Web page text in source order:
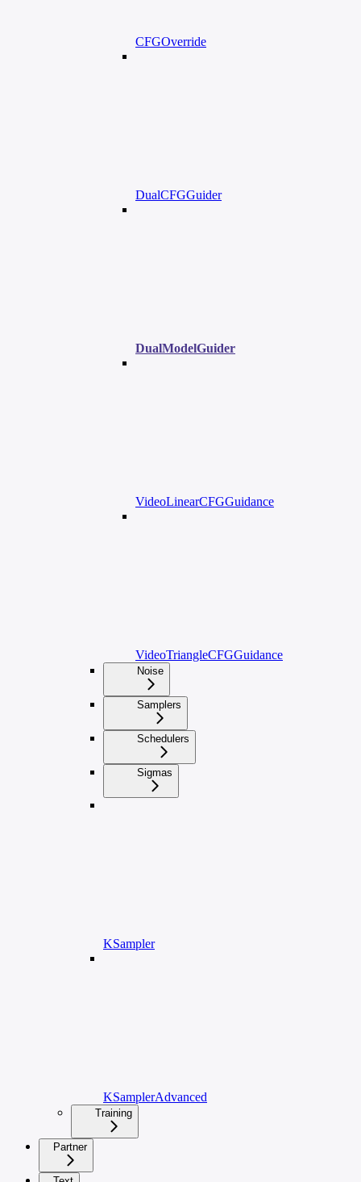
CFGOverride
DualCFGGuider
DualModelGuider
VideoLinearCFGGuidance
VideoTriangleCFGGuidance
Noise
Samplers
Schedulers
Sigmas
KSampler
KSamplerAdvanced
Training
Partner